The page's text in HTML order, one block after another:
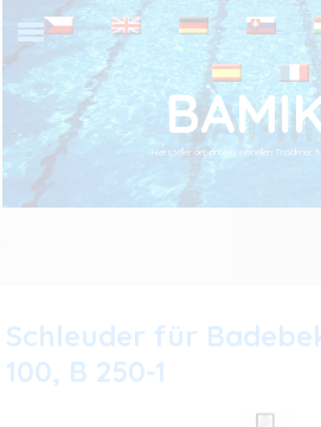
Hersteller der professionellen Trockner
Schleuder für
100, B 250-1